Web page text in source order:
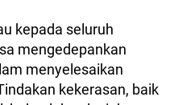
kepada seluruh
mengedepankan
menyelesaikan
kekerasan, baik